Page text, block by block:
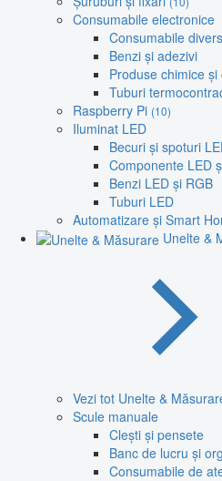
Consumabile electronice
Consumabile
Benzi și adezivi
Produse chimice
Tuburi
Raspberry Pi (10)
Iluminat LED
Becuri și spoturi
Componente LED
Benzi LED și RGB
Tuburi LED
Automatizare și Smart
Unelte &
Vezi tot Unelte &
Scule manuale
Clești și pensete
Banc de lucru și
Consumabile de